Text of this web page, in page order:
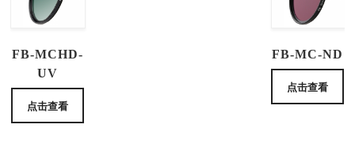
FB-MCHD-
UV
点击查看
FB-MC-ND
点击查看